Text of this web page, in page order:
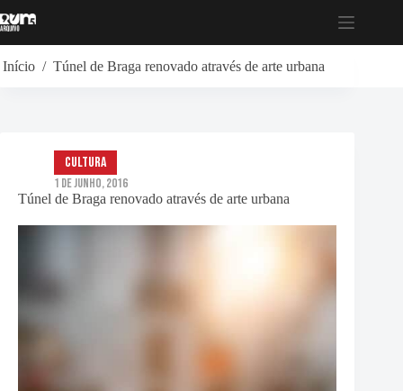
para
Início / Túnel de Braga renovado através de arte urbana
Túnel de Braga renovado através de arte urbana
Cultura
1 de Junho, 2016